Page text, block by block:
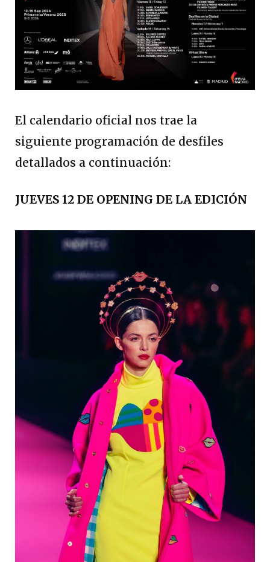
El calendario oficial nos trae la
siguiente programación de desfiles
detallados a continuación:
JUEVES 12 DE OPENING DE LA EDICIÓN